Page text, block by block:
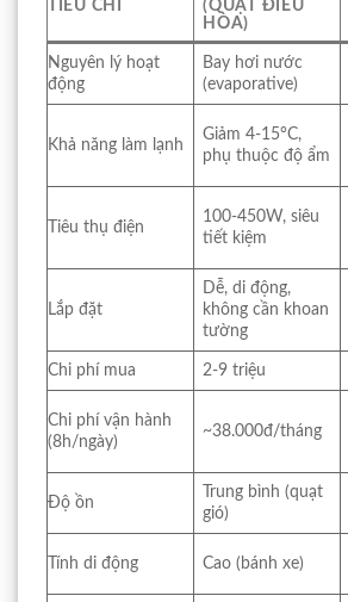
TIÊU CHÍ
(QUẠT ĐIỀU
HÒA)
Nguyên lý hoạt
động
Bay hơi nước
(evaporative)
Khả năng làm lạnh
Giảm 4-15°C,
phụ thuộc độ ẩm
Tiêu thụ điện
100-450W, siêu
tiết kiệm
Lắp đặt
Dễ, di động,
không cần khoan
tường
Chi phí mua 2-9 triệu
Chi phí vận hành
(8h/ngày)
~38.000đ/tháng
Độ ồn
Trung bình (quạt
gió)
Tính di động Cao (bánh xe)